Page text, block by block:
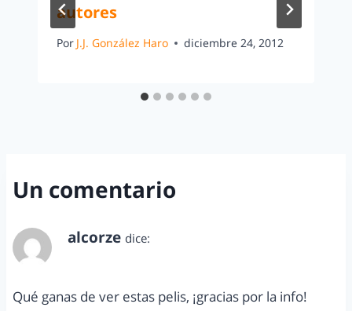
autores
Por J.J. González Haro diciembre 24, 2012
Un comentario
alcorze dice:
Qué ganas de ver estas pelis, ¡gracias por la info!